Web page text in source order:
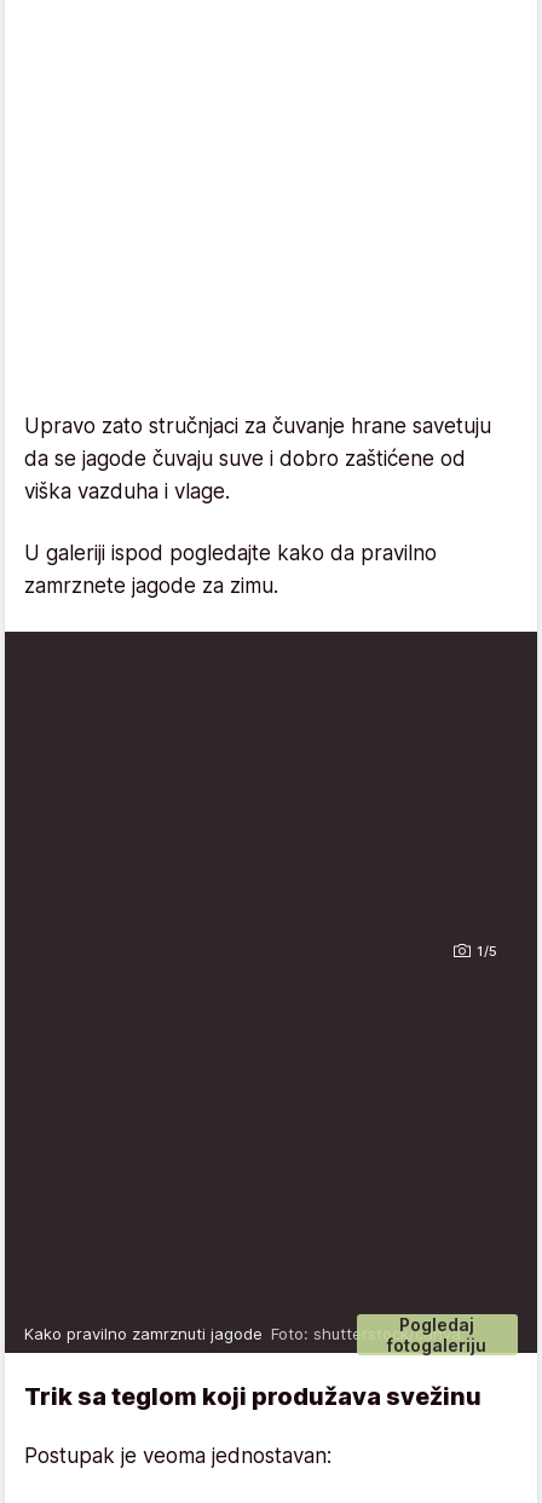
Upravo zato stručnjaci za čuvanje hrane savetuju
da se jagode čuvaju suve i dobro zaštićene od
viška vazduha i vlage.
U galeriji ispod pogledajte kako da pravilno
zamrznete jagode za zimu.
1/5
Pogledaj
fotogaleriju
Kako pravilno zamrznuti jagode Foto: shutterstock/canva
Trik sa teglom koji produžava svežinu
Postupak je veoma jednostavan: